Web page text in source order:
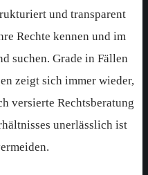
und transparent
Rechte kennen und im
suchen. Grade in Fällen
zeigt sich immer wieder,
versierte Rechtsberatung
unerlässlich ist